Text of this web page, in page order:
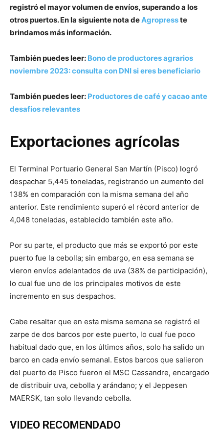
registró el mayor volumen de envíos, superando a los
otros puertos. En la siguiente nota deAgropresste
brindamos más información.
También puedes leer: Bono de productores agrarios
noviembre 2023: consulta con DNI si eres beneficiario
También puedes leer: Productores de café y cacao ante
desafíos relevantes
Exportaciones agrícolas
El Terminal Portuario General San Martín (Pisco) logró
despachar 5,445 toneladas, registrando un aumento del
138% en comparación con la misma semana del año
anterior. Este rendimiento superó el récord anterior de
4,048 toneladas, establecido también este año.
Por su parte, el producto que más se exportó por este
puerto fue la cebolla; sin embargo, en esa semana se
vieron envíos adelantados de uva (38% de participación),
lo cual fue uno de los principales motivos de este
incremento en sus despachos.
Cabe resaltar que en esta misma semana se registró el
zarpe de dos barcos por este puerto, lo cual fue poco
habitual dado que, en los últimos años, solo ha salido un
barco en cada envío semanal. Estos barcos que salieron
del puerto de Pisco fueron el MSC Cassandre, encargado
de distribuir uva, cebolla y arándano; y el Jeppesen
MAERSK, tan solo llevando cebolla.
VIDEO RECOMENDADO